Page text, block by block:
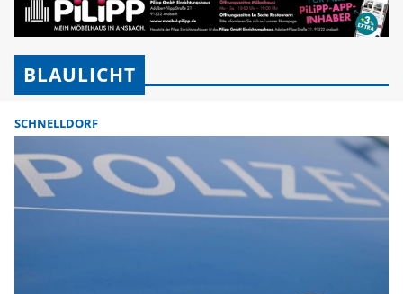
BLAULICHT
SCHNELLDORF